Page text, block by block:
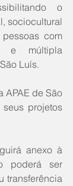
o
sociocultural
com
e múltipla
Luís.
APAE de São
projetos
anexo à
poderá ser
transferência